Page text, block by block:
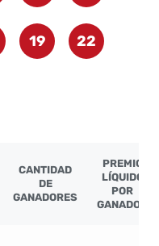
19 22
CANTIDAD
DE
GANADORES
PREMIO
LÍQUIDO
POR
GANADOR